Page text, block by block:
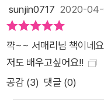
sunjin0717 2020-
꺅~~ 서매리님 책이네
저도 배우고싶어요!!
공감 (3) 댓글 (0)